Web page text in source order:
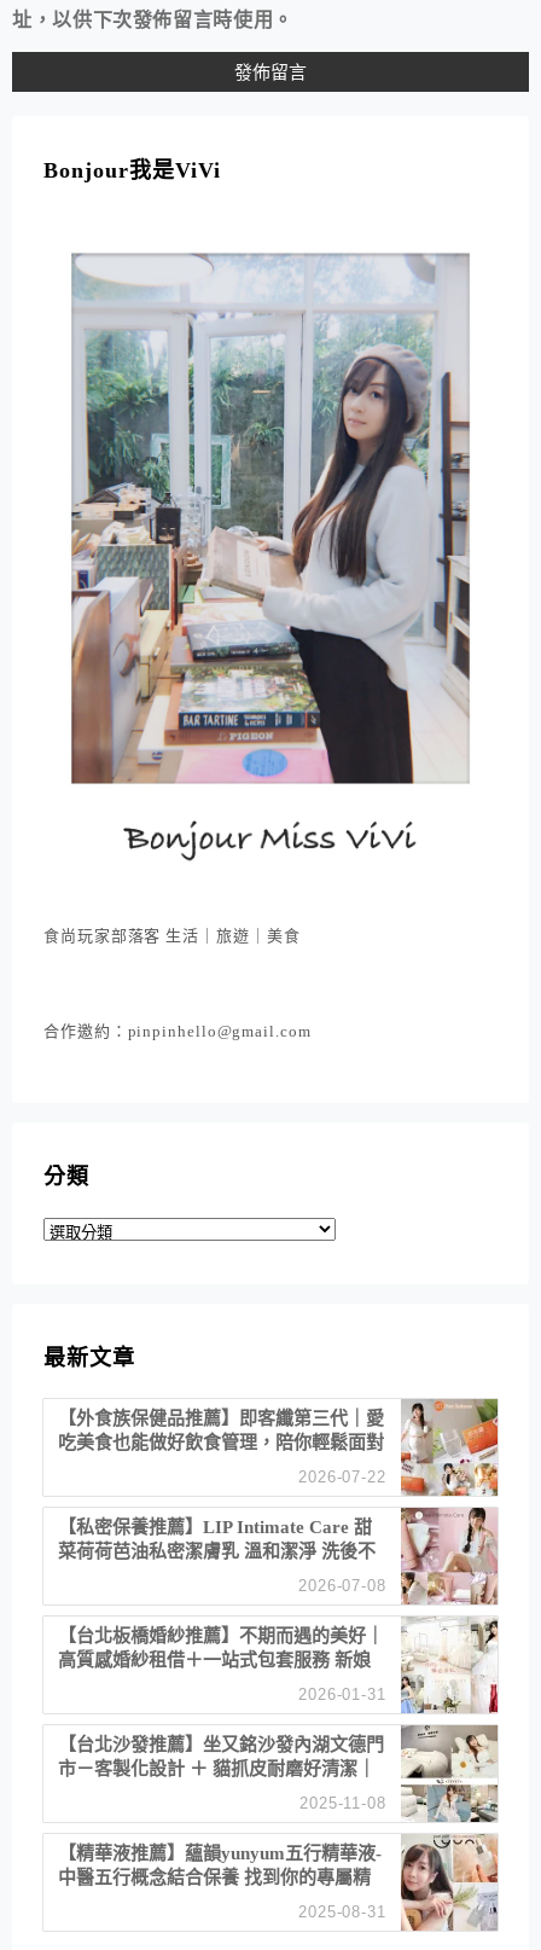
址，以供下次發佈留言時使用。
Bonjour我是ViVi
食尚玩家部落客 生活｜旅遊｜美食
合作邀約：pinpinhello@gmail.com
分類
分
最新文章
【外食族保健品推薦】即客纖第三代｜愛
吃美食也能做好飲食管理，陪你輕鬆面對
2026-07-22
【私密保養推薦】LIP Intimate Care 甜
菜荷荷芭油私密潔膚乳 溫和潔淨 洗後不
2026-07-08
【台北板橋婚紗推薦】不期而遇的美好｜
高質感婚紗租借＋一站式包套服務 新娘
2026-01-31
【台北沙發推薦】坐又銘沙發內湖文德門
市－客製化設計 ＋ 貓抓皮耐磨好清潔｜
直營直銷、價格透明 高CP值打造夢想
居家風格
2025-11-08
【精華液推薦】蘊韻yunyum五行精華液-
中醫五行概念結合保養 找到你的專屬精
華！ 水㊀土㊀就選「潤・賦精華」維持
肌膚剛剛好的平衡
2025-08-31